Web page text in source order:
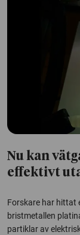
Nu kan
effektivt
Forskare har hittat
bristmetallen
partiklar av